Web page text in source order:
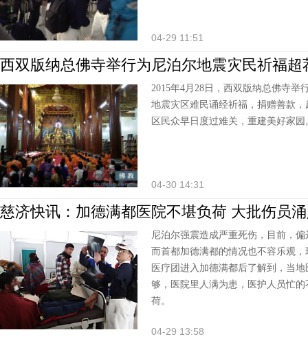
04-29 11:51
西双版纳总佛寺举行为尼泊尔地震灾民祈福超
2015年4月28日，西双版纳总佛寺举
地震灾区难民诵经祈福，捐赠善款
区民众早日度过难关，重建美好家
04-30 14:31
慈济快讯：加德满都医院不堪负荷 大批伤员
尼泊尔强震造成严重死伤，目前，
而首都加德满都的情况也不容乐观
医疗团进入加德满都后了解到，当
够，医院里人满为患，医护人员忙
荷。
04-29 13:58